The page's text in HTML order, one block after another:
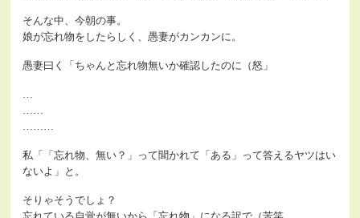
そんな中、今朝の事。
娘が忘れ物をしたらしく、愚妻がカンカンに。
愚妻曰く「ちゃんと忘れ物無いか確認したのに（怒」
…
……
………
私「「忘れ物、無い？」って聞かれて「ある」って答えるヤツはい
ないよ」と。
そりゃそうでしょ？